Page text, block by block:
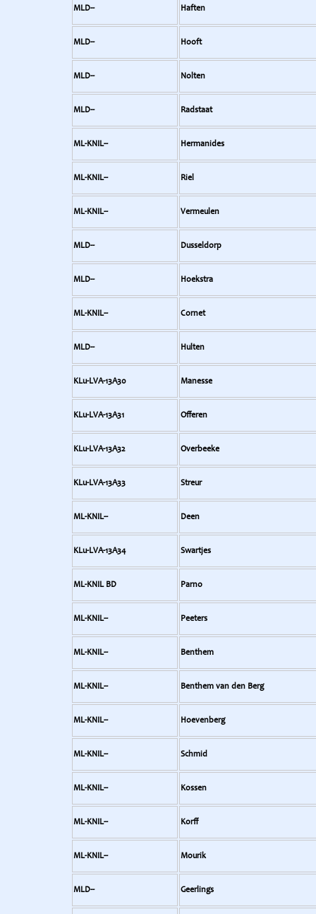
MLD-- Haften
MLD-- Hooft
MLD-- Nolten
MLD-- Radstaat
ML-KNIL-- Hermanides
ML-KNIL-- Riel
ML-KNIL-- Vermeulen
MLD-- Dusseldorp
MLD-- Hoekstra
ML-KNIL-- Cornet
MLD-- Hulten
KLu-LVA-13A30 Manesse
KLu-LVA-13A31 Offeren
KLu-LVA-13A32 Overbeeke
KLu-LVA-13A33 Streur
ML-KNIL-- Deen
KLu-LVA-13A34 Swartjes
ML-KNIL BD Parno
ML-KNIL-- Peeters
ML-KNIL-- Benthem
ML-KNIL-- Benthem van den Berg
ML-KNIL-- Hoevenberg
ML-KNIL-- Schmid
ML-KNIL-- Kossen
ML-KNIL-- Korff
ML-KNIL-- Mourik
MLD-- Geerlings